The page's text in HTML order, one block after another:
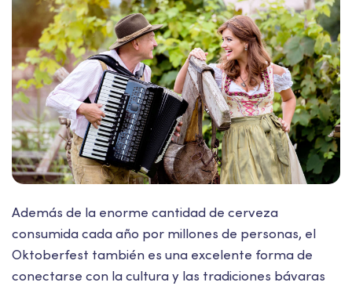
Además de la enorme cantidad de cerveza
consumida cada año por millones de personas, el
Oktoberfest también es una excelente forma de
conectarse con la cultura y las tradiciones bávaras